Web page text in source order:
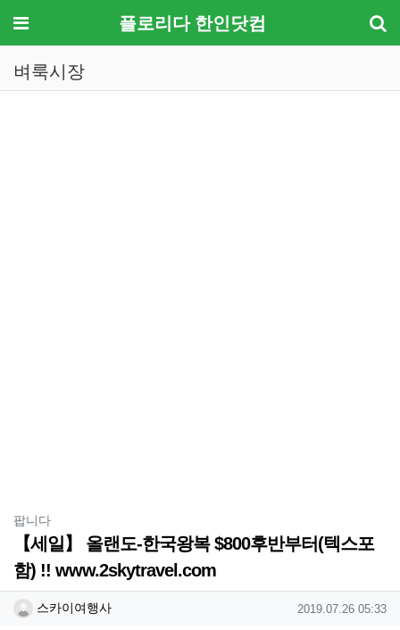
메뉴 플로리다 한인닷컴
벼룩시장
팝니다분류
【세일】 올랜도-한국왕복 $800후반부터(텍스포
함) !! www.2skytravel.com
작성자 정보
스카이여행사작성 작성일
2019.07.26 05:33